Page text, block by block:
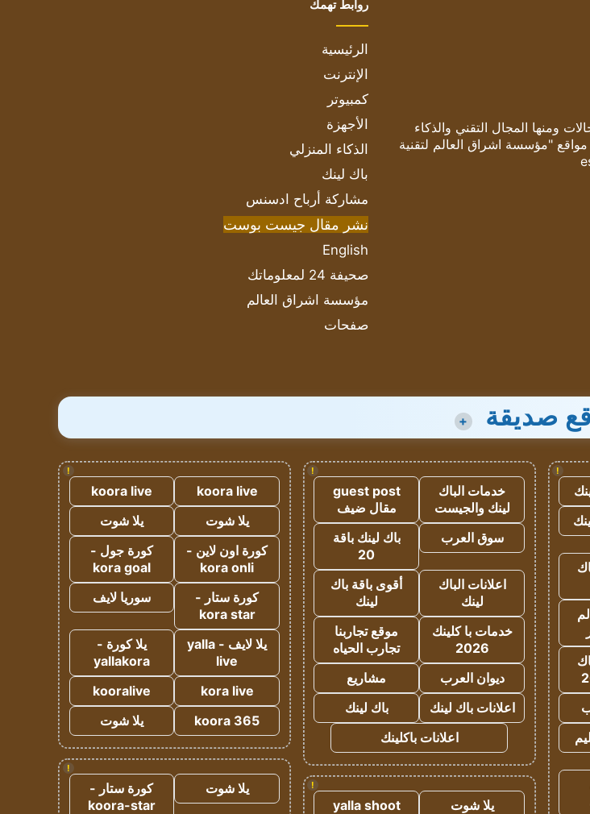
ومنها المجال التقني والذكاء
مواقع "مؤسسة اشراق العالم لتقنية
روابط تهمك
الرئيسية
الإنترنت
كمبيوتر
الأجهزة
الذكاء المنزلي
باك لينك
مشاركة أرباح ادسنس
نشر مقال جيست بوست
English
صحيفة 24 لمعلوماتك
مؤسسة اشراق العالم
صفحات
صديقة +
!
!
خدمات الباك
لينك والجيست
guest post
مقال ضيف
سوق العرب
باك لينك باقة
20
اعلانات الباك
لينك
أقوى باقة باك
لينك
خدمات با كلينك
2026
موقع تجاربنا
تجارب الحياه
ديوان العرب
مشاريع
اعلانات باك لينك
باك لينك
اعلانات باكلينك
!
يلا شوت
yalla shoot
!
koora live
koora live
يلا شوت
يلا شوت
كورة اون لاين -
kora onli
كورة جول -
kora goal
كورة ستار -
kora star
سوريا لايف
يلا لايف - yalla
live
يلا كورة -
yallakora
kora live
kooralive
koora 365
يلا شوت
!
يلا شوت
كورة ستار -
koora-star